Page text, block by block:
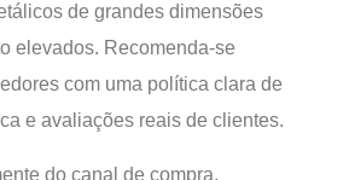
de grandes dimensões
elevados. Recomenda-se
com uma política clara de
e avaliações reais de clientes.
do canal de compra,